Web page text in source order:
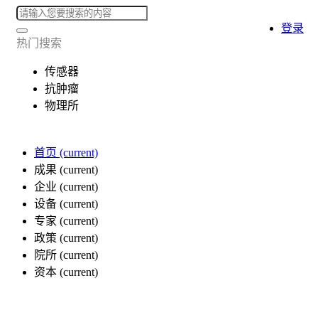
热门搜索
传感器
抗肿瘤
物理所
首页 (current)
成果 (current)
企业 (current)
设备 (current)
专家 (current)
政策 (current)
院所 (current)
资本 (current)
登录